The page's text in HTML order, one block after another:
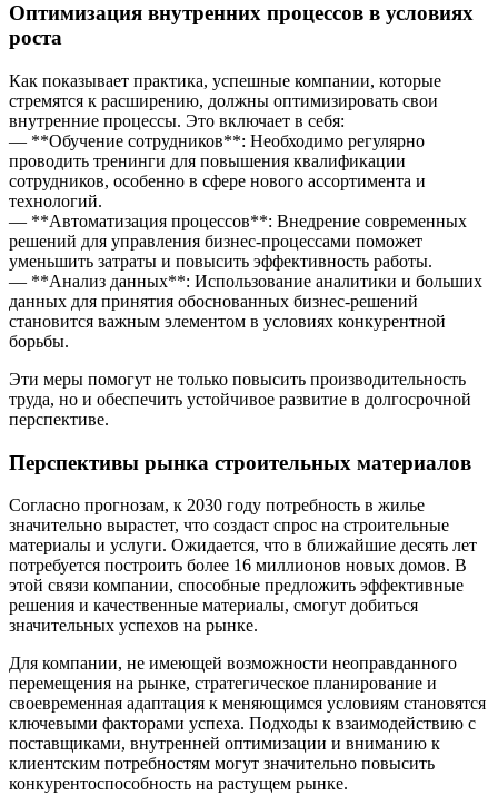
Оптимизация внутренних процессов в условиях
роста
Как показывает практика, успешные компании, которые
стремятся к расширению, должны оптимизировать свои
внутренние процессы. Это включает в себя:
— **Обучение сотрудников**: Необходимо регулярно
проводить тренинги для повышения квалификации
сотрудников, особенно в сфере нового ассортимента и
технологий.
— **Автоматизация процессов**: Внедрение современных
решений для управления бизнес-процессами поможет
уменьшить затраты и повысить эффективность работы.
— **Анализ данных**: Использование аналитики и больших
данных для принятия обоснованных бизнес-решений
становится важным элементом в условиях конкурентной
борьбы.
Эти меры помогут не только повысить производительность
труда, но и обеспечить устойчивое развитие в долгосрочной
перспективе.
Перспективы рынка строительных материалов
Согласно прогнозам, к 2030 году потребность в жилье
значительно вырастет, что создаст спрос на строительные
материалы и услуги. Ожидается, что в ближайшие десять лет
потребуется построить более 16 миллионов новых домов. В
этой связи компании, способные предложить эффективные
решения и качественные материалы, смогут добиться
значительных успехов на рынке.
Для компании, не имеющей возможности неоправданного
перемещения на рынке, стратегическое планирование и
своевременная адаптация к меняющимся условиям становятся
ключевыми факторами успеха. Подходы к взаимодействию с
поставщиками, внутренней оптимизации и вниманию к
клиентским потребностям могут значительно повысить
конкурентоспособность на растущем рынке.